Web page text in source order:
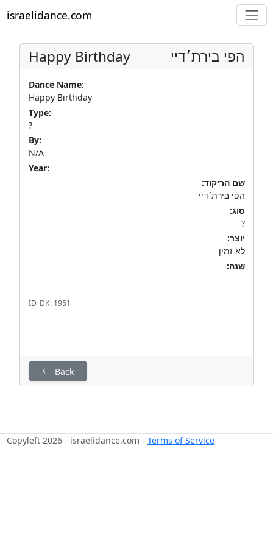
israelidance.com
Happy Birthday הפי בירת׳דיי
Dance Name:
Happy Birthday
Type:
?
By:
N/A
Year:
שם הריקוד:
הפי בירת׳דיי
סוג:
?
יוצר:
לא זמין
שנה:
ID_DK: 1951
Back
Copyleft 2026 - israelidance.com - Terms of Service